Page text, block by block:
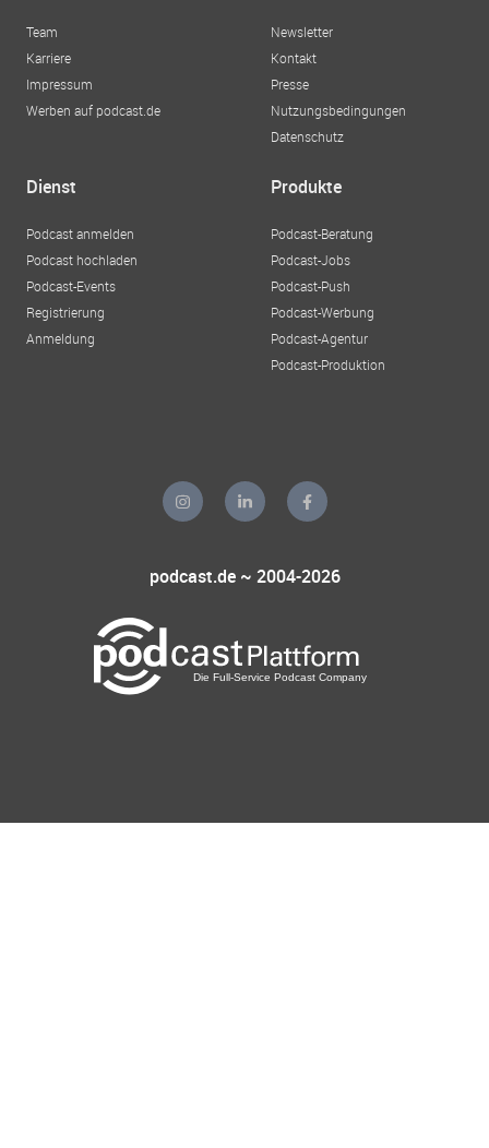
Team
Karriere
Impressum
Werben auf podcast.de
Newsletter
Kontakt
Presse
Nutzungsbedingungen
Datenschutz
Dienst
Podcast anmelden
Podcast hochladen
Podcast-Events
Registrierung
Anmeldung
Produkte
Podcast-Beratung
Podcast-Jobs
Podcast-Push
Podcast-Werbung
Podcast-Agentur
Podcast-Produktion
podcast.de ~ 2004-2026